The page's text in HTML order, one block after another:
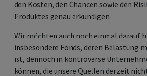
den Kosten, den Chancen sowie den
Produktes genau erkundigen.
Wir möchten auch noch einmal darauf
insbesondere Fonds, deren Belastung
ist, dennoch in kontroverse
können, die unsere Quellen derzeit